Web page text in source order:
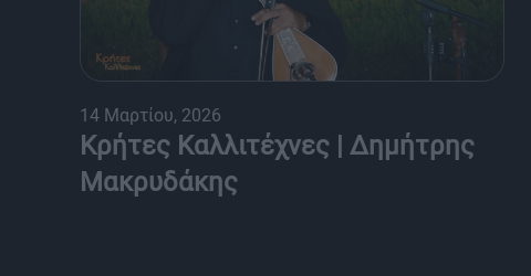
14 Μαρτίου, 2026
Κρήτες Καλλιτέχνες | Δημήτρης
Μακρυδάκης